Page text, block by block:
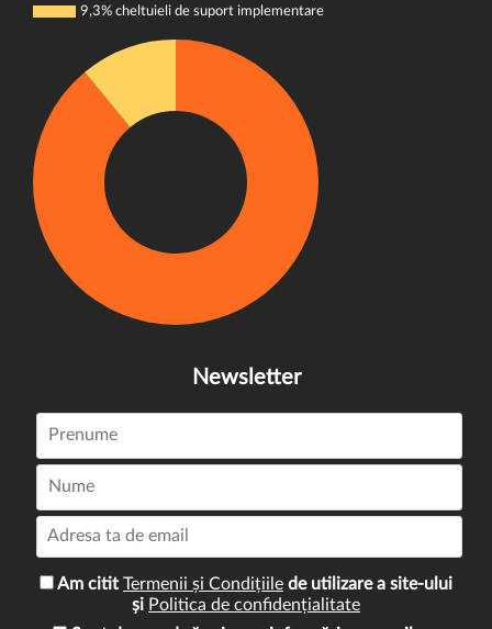
9,3% cheltuieli de suport implementare
Newsletter
Am citit Termenii și Condițiile de utilizare a site-ului
și Politica de confidențialitate